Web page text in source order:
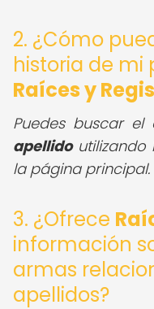
2. ¿Cómo
historia de mi
Raíces y
Puedes buscar
apellidoutilizando
la página principal.
3. ¿Ofrece
información
armas
apellidos?